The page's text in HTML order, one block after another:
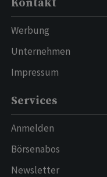
Kontakt
Werbung
Unternehmen
Impressum
Services
Anmelden
Börsenabos
Newsletter